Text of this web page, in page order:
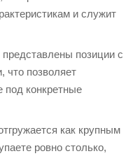
и служит
позиции с
что позволяет
под конкретные
как крупным
ровно столько,